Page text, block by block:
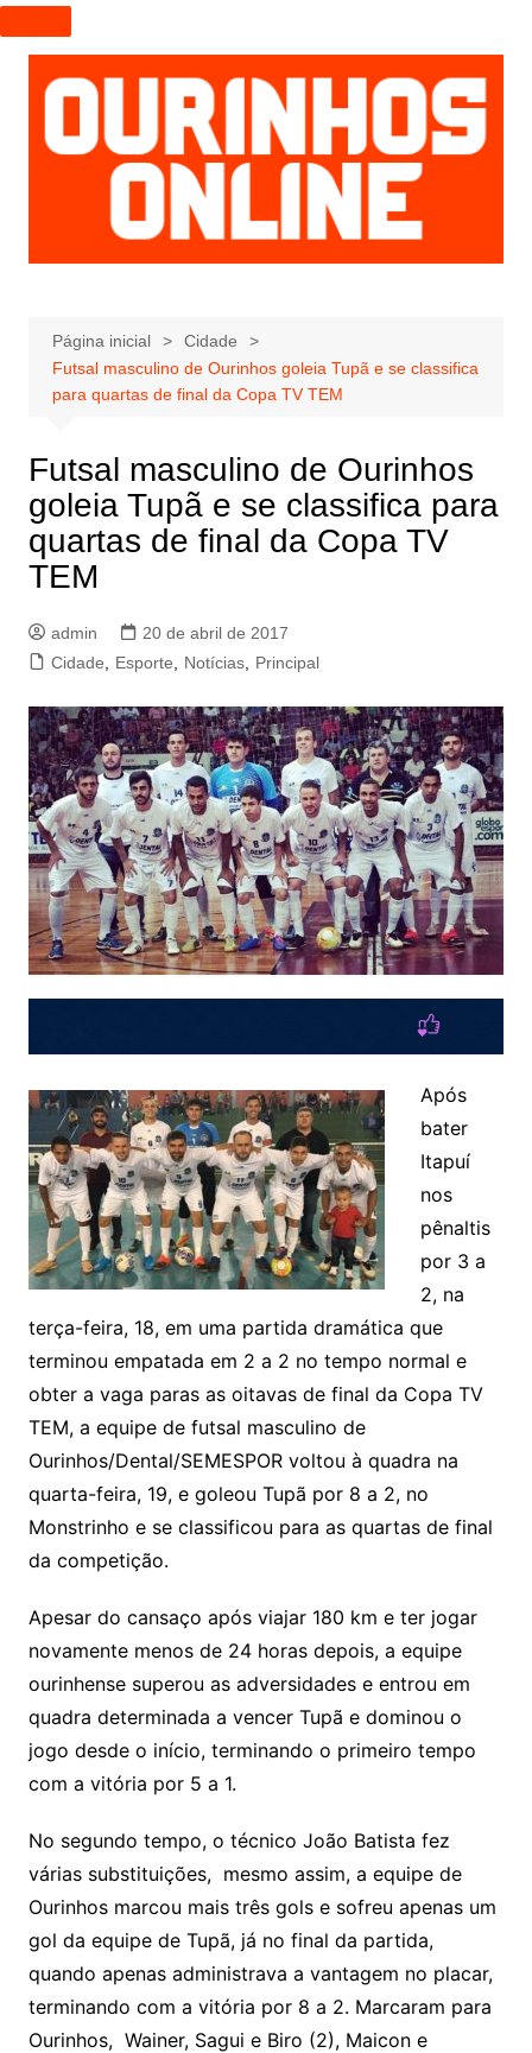
I
r
p
a
r
a
e
ú
d
Página inicial
Cidade
Futsal masculino de Ourinhos goleia Tupã e se classifica
para quartas de final da Copa TV TEM
Futsal masculino de Ourinhos
goleia Tupã e se classifica para
quartas de final da Copa TV
TEM
admin
20 de abril de 2017
Cidade
Esporte Notícias, Principal
Após
bater
Itapuí
nos
pênaltis
por 3 a
2, na
terça-feira, 18, em uma partida dramática que
terminou empatada em 2 a 2 no tempo normal e
obter a vaga paras as oitavas de final da Copa TV
TEM, a equipe de futsal masculino de
Ourinhos/Dental/SEMESPOR voltou à quadra na
quarta-feira, 19, e goleou Tupã por 8 a 2, no
Monstrinho e se classificou para as quartas de final
da competição.
Apesar do cansaço após viajar 180 km e ter jogar
novamente menos de 24 horas depois, a equipe
ourinhense superou as adversidades e entrou em
quadra determinada a vencer Tupã e dominou o
jogo desde o início, terminando o primeiro tempo
com a vitória por 5 a 1.
No segundo tempo, o técnico João Batista fez
várias substituições, mesmo assim, a equipe de
Ourinhos marcou mais três gols e sofreu apenas um
gol da equipe de Tupã, já no final da partida,
quando apenas administrava a vantagem no placar,
terminando com a vitória por 8 a 2. Marcaram para
Ourinhos, Wainer, Sagui e Biro (2), Maicon e